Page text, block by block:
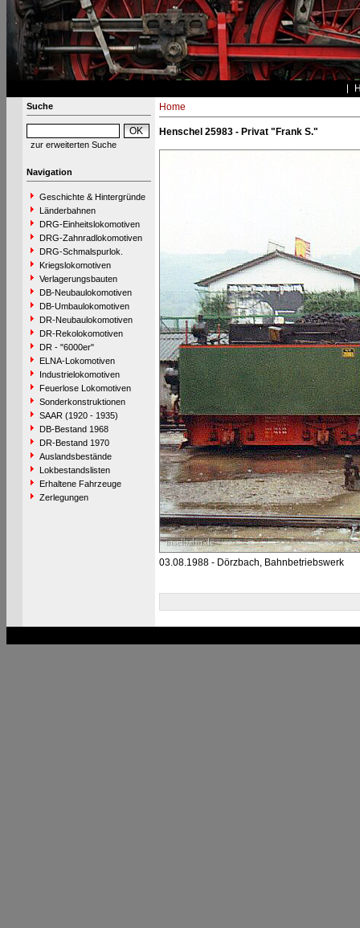
Suche
zur erweiterten Suche
Navigation
Geschichte & Hintergründe
Länderbahnen
DRG-Einheitslokomotiven
DRG-Zahnradlokomotiven
DRG-Schmalspurlok.
Kriegslokomotiven
Verlagerungsbauten
DB-Neubaulokomotiven
DB-Umbaulokomotiven
DR-Neubaulokomotiven
DR-Rekolokomotiven
DR - "6000er"
ELNA-Lokomotiven
Industrielokomotiven
Feuerlose Lokomotiven
Sonderkonstruktionen
SAAR (1920 - 1935)
DB-Bestand 1968
DR-Bestand 1970
Auslandsbestände
Lokbestandslisten
Erhaltene Fahrzeuge
Zerlegungen
Home
Henschel 25983 - Privat "Frank S."
03.08.1988 - Dörzbach, Bahnbetriebswerk